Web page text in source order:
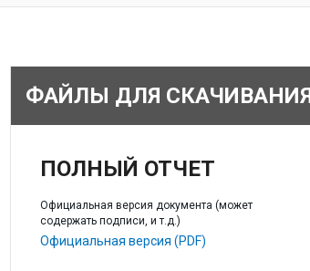
ФАЙЛЫ ДЛЯ
ПОЛНЫЙ ОТЧЕТ
Официальная версия документа (может
содержать подписи, и т.д.)
Официальная версия (PDF)